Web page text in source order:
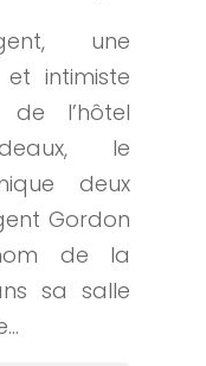
une
intimiste
l’hôtel
le
deux
Gordon
de la
sa salle